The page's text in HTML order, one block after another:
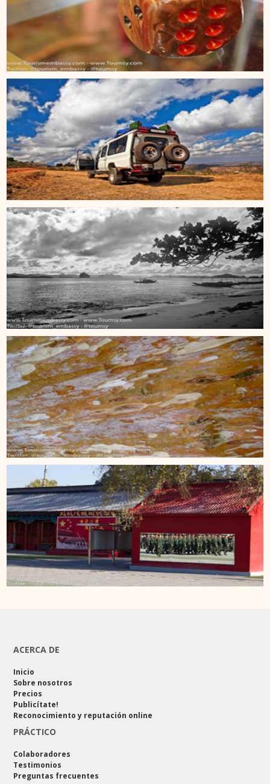
ACERCA DE
Inicio
Sobre nosotros
Precios
Publicítate!
Reconocimiento y reputación online
PRÁCTICO
Colaboradores
Testimonios
Preguntas frecuentes